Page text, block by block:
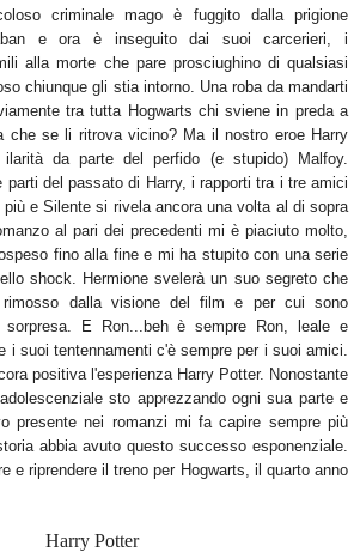
criminale mago è fuggito dalla prigione
e ora è inseguito dai suoi carcerieri, i
alla morte che pare prosciughino di qualsiasi
chiunque gli stia intorno. Una roba da mandarti
tra tutta Hogwarts chi sviene in preda a
che se li ritrova vicino? Ma il nostro eroe Harry
da parte del perfido (e stupido) Malfoy.
parti del passato di Harry, i rapporti tra i tre amici
e Silente si rivela ancora una volta al di sopra
al pari dei precedenti mi è piaciuto molto,
fino alla fine e mi ha stupito con una serie
shock. Hermione svelerà un suo segreto che
rimosso dalla visione del film e per cui sono
sorpresa. E Ron...beh è sempre Ron, leale e
i suoi tentennamenti c'è sempre per i suoi amici.
positiva l'esperienza Harry Potter. Nonostante
sto apprezzando ogni sua parte e
presente nei romanzi mi fa capire sempre più
abbia avuto questo successo esponenziale.
e riprendere il treno per Hogwarts, il quarto anno
Harry Potter